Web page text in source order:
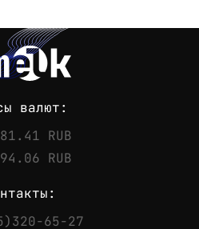
валют:
RUB
RUB
65-27